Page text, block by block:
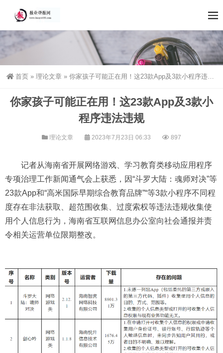
首页 » 理论文章 » 你家孩子可能正在用！这23款App及3款小程序违法违规
你家孩子可能正在用！这23款App及3款小
程序违法违规
理论文章 2023年7月23日 06:33 897
记者从海南省开展网络游戏、学习教育类移动应用程序
专项治理工作新闻通气会上获悉，因“斗罗大陆：魂师对决”等
23款App和“高米国际早期综合教育品牌”“等3款小程序不同程
度存在非法获取、超范围收集、过度索权等违法违规收集使
用个人信息行为，海南省互联网信息办公室向社会通报并责
令相关运营单位限期整改。